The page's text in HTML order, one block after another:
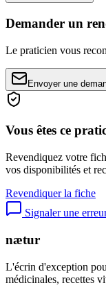
Demander un
Le praticien vous
Envoyer une
Vous êtes ce
Revendiquez votre
vos disponibilités et
Revendiquer la fiche
Signaler une
nætur
L'écrin d'exception
médicinales, recettes